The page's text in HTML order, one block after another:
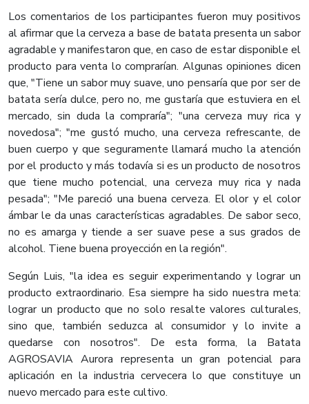
Los comentarios de los participantes fueron muy positivos
al afirmar que la cerveza a base de batata presenta un sabor
agradable y manifestaron que, en caso de estar disponible el
producto para venta lo comprarían. Algunas opiniones dicen
que, "Tiene un sabor muy suave, uno pensaría que por ser de
batata sería dulce, pero no, me gustaría que estuviera en el
mercado, sin duda la compraría"; "una cerveza muy rica y
novedosa"; "me gustó mucho, una cerveza refrescante, de
buen cuerpo y que seguramente llamará mucho la atención
por el producto y más todavía si es un producto de nosotros
que tiene mucho potencial, una cerveza muy rica y nada
pesada"; "Me pareció una buena cerveza. El olor y el color
ámbar le da unas características agradables. De sabor seco,
no es amarga y tiende a ser suave pese a sus grados de
alcohol. Tiene buena proyección en la región".
Según Luis, "la idea es seguir experimentando y lograr un
producto extraordinario. Esa siempre ha sido nuestra meta:
lograr un producto que no solo resalte valores culturales,
sino que, también seduzca al consumidor y lo invite a
quedarse con nosotros". De esta forma, la Batata
AGROSAVIA Aurora representa un gran potencial para
aplicación en la industria cervecera lo que constituye un
nuevo mercado para este cultivo.​